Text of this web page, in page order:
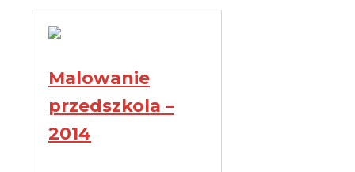
Malowanie
przedszkola –
2014